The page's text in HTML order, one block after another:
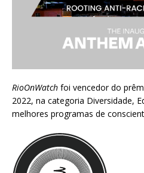
RioOnWatch foi vencedor do
2022, na categoria Diversidade,
melhores programas de